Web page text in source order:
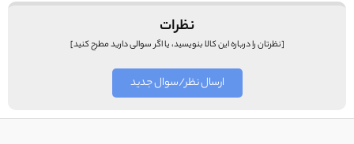
نظرات
[نظرتان را درباره این کالا بنویسید، یا اگر سوالی دارید مطرح کنید]
ارسال نظر/سوال جدید